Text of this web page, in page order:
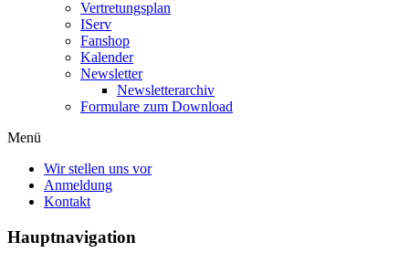
Vertretungsplan
IServ
Fanshop
Kalender
Newsletter
Newsletterarchiv
Formulare zum Download
Menü
Wir stellen uns vor
Anmeldung
Kontakt
Hauptnavigation